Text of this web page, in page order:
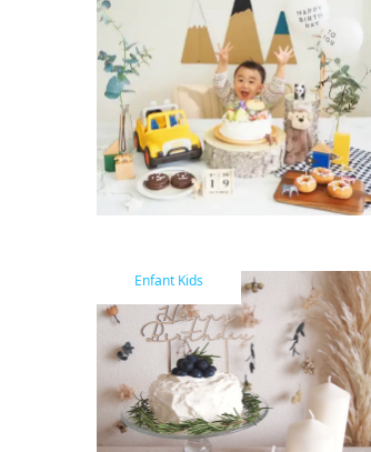
Enfant Kids